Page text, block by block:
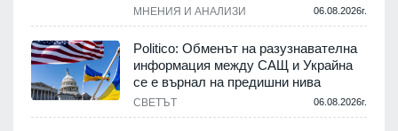
МНЕНИЯ И АНАЛИЗИ 06.08.2026г.
Politico: Обменът на разузнавателна
информация между САЩ и Украйна
се е върнал на предишни нива
СВЕТЪТ 06.08.2026г.